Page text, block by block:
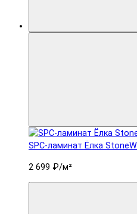
SPC-ламинат Ëлка
2 699 ₽/м²